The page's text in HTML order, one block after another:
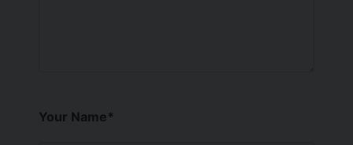
Your Name*